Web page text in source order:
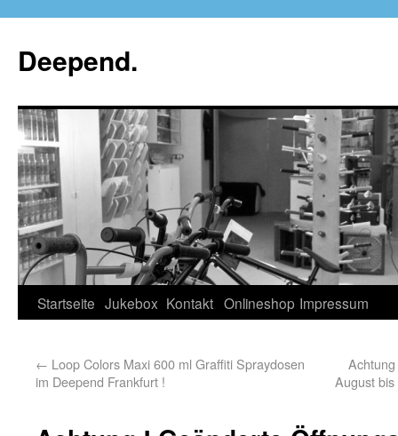
Deepend.
Startseite Jukebox Kontakt Onlineshop Impressum
← Loop Colors Maxi 600 ml Graffiti Spraydosen
im Deepend Frankfurt !
August